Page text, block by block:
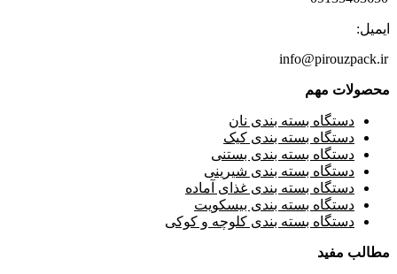
ایمیل:
info@pirouzpack.ir
محصولات مهم
دستگاه بسته بندی نان
دستگاه بسته بندی کیک
دستگاه بسته بندی بستنی
دستگاه بسته بندی شیرینی
دستگاه بسته بندی غذای آماده
دستگاه بسته بندی بیسکویت
دستگاه بسته بندی کلوچه و کوکی
مطالب مفید